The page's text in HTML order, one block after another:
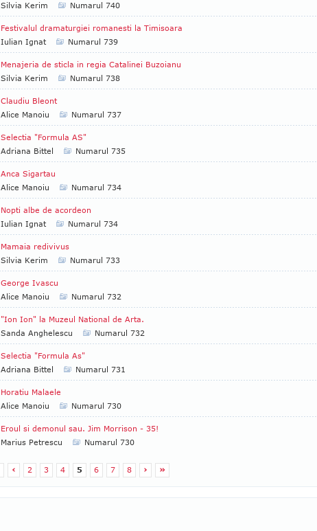
Silvia Kerim
Numarul 740
Festivalul dramaturgiei romanesti la Timisoara
Iulian Ignat
Numarul 739
Menajeria de sticla in regia Catalinei Buzoianu
Silvia Kerim
Numarul 738
Claudiu Bleont
Alice Manoiu
Numarul 737
Selectia "Formula AS"
Adriana Bittel
Numarul 735
Anca Sigartau
Alice Manoiu
Numarul 734
Nopti albe de acordeon
Iulian Ignat
Numarul 734
Mamaia redivivus
Silvia Kerim
Numarul 733
George Ivascu
Alice Manoiu
Numarul 732
"Ion Ion" la Muzeul National de Arta.
Sanda Anghelescu
Numarul 732
Selectia "Formula As"
Adriana Bittel
Numarul 731
Horatiu Malaele
Alice Manoiu
Numarul 730
Eroul si demonul sau. Jim Morrison - 35!
Marius Petrescu
Numarul 730
‹ 2 3 4 5 6 7 8 › »